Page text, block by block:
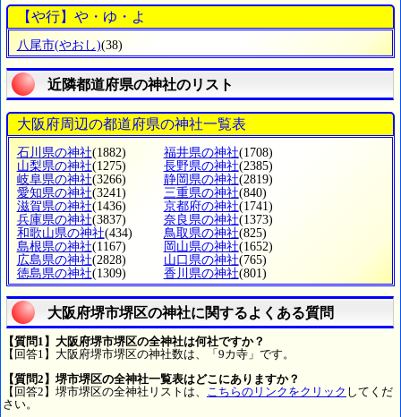
【や行】や・ゆ・よ
八尾市(やおし)(38)
近隣都道府県の神社のリスト
大阪府周辺の都道府県の神社一覧表
石川県の神社(1882) 福井県の神社(1708)
山梨県の神社(1275) 長野県の神社(2385)
岐阜県の神社(3266) 静岡県の神社(2819)
愛知県の神社(3241) 三重県の神社(840)
滋賀県の神社(1436) 京都府の神社(1741)
兵庫県の神社(3837) 奈良県の神社(1373)
和歌山県の神社(434) 鳥取県の神社(825)
島根県の神社(1167) 岡山県の神社(1652)
広島県の神社(2828) 山口県の神社(765)
徳島県の神社(1309) 香川県の神社(801)
大阪府堺市堺区の神社に関するよくある質問
【質問1】大阪府堺市堺区の全神社は何社ですか？
【回答1】大阪府堺市堺区の神社数は、「9カ寺」です。
【質問2】堺市堺区の全神社一覧表はどこにありますか？
【回答2】堺市堺区の全神社リストは、
こちらのリンクをクリック してくだ
さい。